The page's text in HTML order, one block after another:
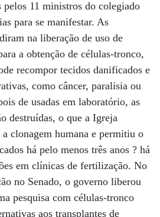
pelos 11 ministros do colegiado
para se manifestar. As
na liberação de uso de
a obtenção de células-tronco,
recompor tecidos danificados e
como câncer, paralisia ou
de usadas em laboratório, as
destruídas, o que a Igreja
clonagem humana e permitiu o
há pelo menos três anos ? há
em clínicas de fertilização. No
no Senado, o governo liberou
pesquisa com células-tronco
aos transplantes de